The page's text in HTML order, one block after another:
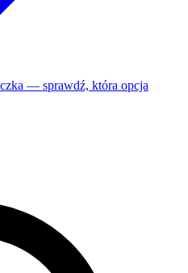
— sprawdź, która opcja